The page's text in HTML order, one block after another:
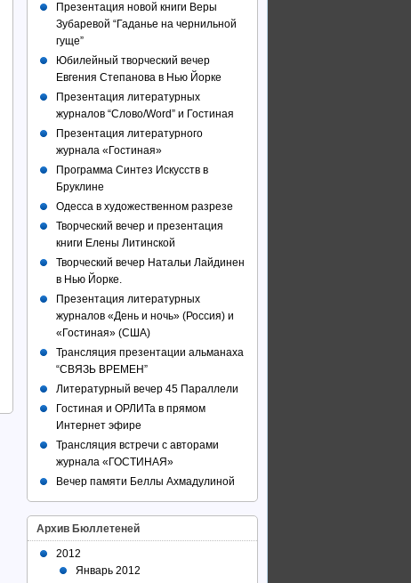
Презентация новой книги Веры
Зубаревой “Гаданье на чернильной
гуще”
Юбилейный творческий вечер
Евгения Степанова в Нью Йорке
Презентация литературных
журналов “Слово/Word” и Гостиная
Презентация литературного
журнала «Гостиная»
Программа Синтез Искусств в
Бруклине
Одесса в художественном разрезе
Творческий вечер и презентация
книги Елены Литинской
Творческий вечер Натальи Лайдинен
в Нью Йорке.
Презентация литературных
журналов «День и ночь» (Россия) и
«Гостиная» (США)
Трансляция презентации альманаха
“СВЯЗЬ ВРЕМЕН”
Литературный вечер 45 Параллели
Гостиная и ОРЛИТа в прямом
Интернет эфире
Трансляция встречи с авторами
журнала «ГОСТИНАЯ»
Вечер памяти Беллы Ахмадулиной
Архив Бюллетеней
2012
Январь 2012